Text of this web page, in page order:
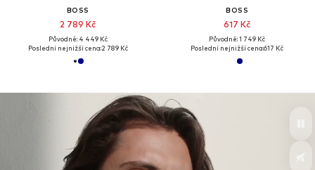
BOSS
2 789 Kč
Původně: 4 449 Kč
Poslední nejnižší cena:2 789 Kč
BOSS
617 Kč
Původně: 1 749 Kč
Poslední nejnižší cena:617 Kč